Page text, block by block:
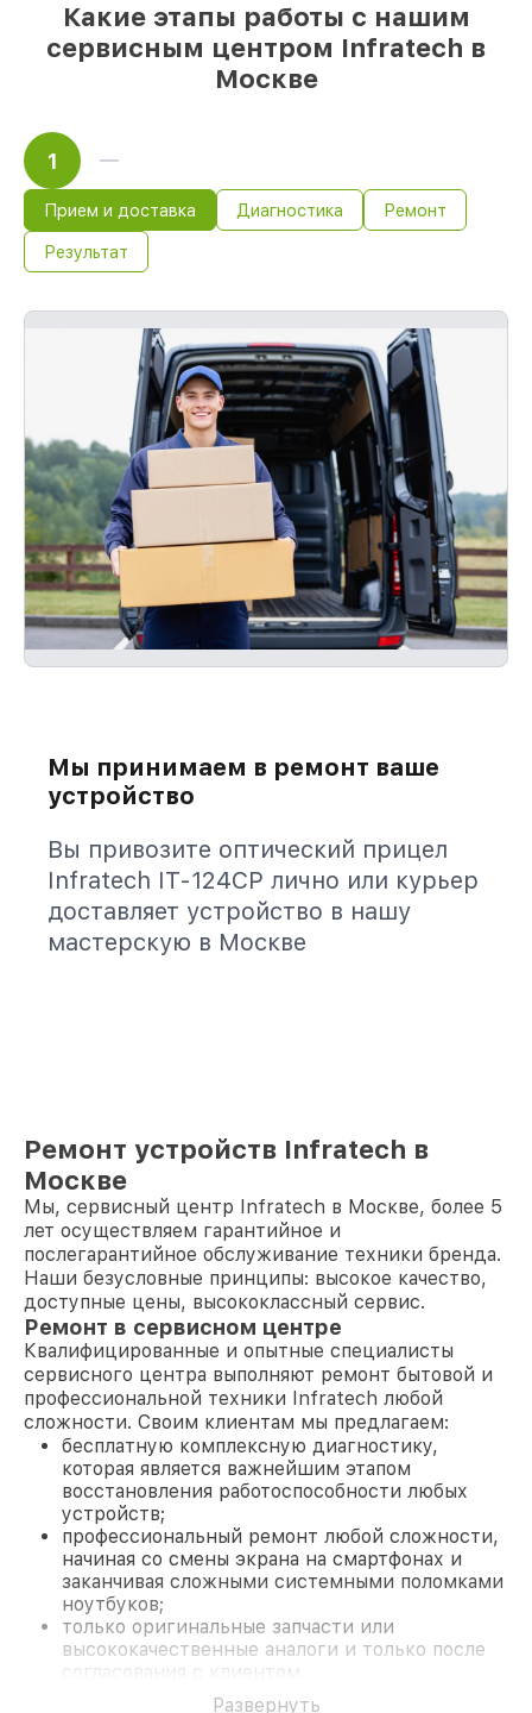
Какие этапы работы с нашим
сервисным центром Infratech в
Москве
1
Прием и доставка Диагностика Ремонт
Результат
Мы принимаем в ремонт ваше
устройство
Вы привозите оптический прицел
Infratech IT-124CP лично или курьер
доставляет устройство в нашу
мастерскую в Москве
Ремонт устройств Infratech в
Москве
Мы, сервисный центр Infratech в Москве, более 5
лет осуществляем гарантийное и
послегарантийное обслуживание техники бренда.
Наши безусловные принципы: высокое качество,
доступные цены, высококлассный сервис.
Ремонт в сервисном центре
Квалифицированные и опытные специалисты
сервисного центра выполняют ремонт бытовой и
профессиональной техники Infratech любой
сложности. Своим клиентам мы предлагаем:
бесплатную комплексную диагностику,
которая является важнейшим этапом
восстановления работоспособности любых
устройств;
профессиональный ремонт любой сложности,
начиная со смены экрана на смартфонах и
заканчивая сложными системными поломками
ноутбуков;
только оригинальные запчасти или
высококачественные аналоги и только после
согласования с клиентом.
На все работы и замененные комплектующие
Развернуть